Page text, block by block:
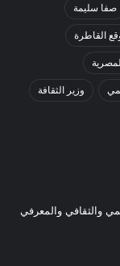
صفا سليمة
القاطرة
وزير الثقافة
والثقافي والمعرفي